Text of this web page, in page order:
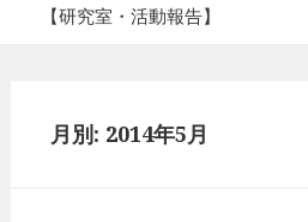
【研究室・活動報告】
月別: 2014年5月